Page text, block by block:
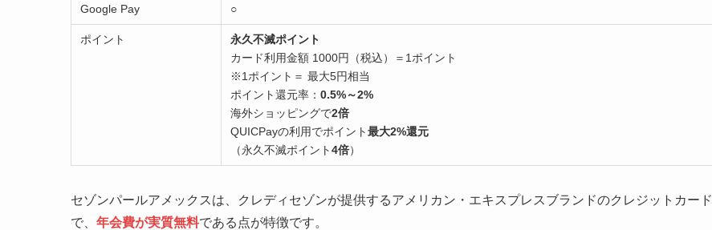
Google Pay ○
ポイント
永久不滅ポイント
カード利用金額 1000円（税込）＝1ポイント
※1ポイント＝ 最大5円相当
ポイント還元率： 0.5%～2%
海外ショッピングで2倍
QUICPayの利用でポイント最大2%還元
（永久不滅ポイント4倍）
セゾンパールアメックスは、クレディセゾンが提供するアメリカン・エキスプレスブランドのクレジットカード
で、 年会費が実質無料である点が特徴です。